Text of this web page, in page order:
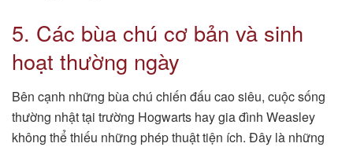
5. Các bùa chú cơ bản và sinh
hoạt thường ngày
Bên cạnh những bùa chú chiến đấu cao siêu, cuộc sống
thường nhật tại trường Hogwarts hay gia đình Weasley
không thể thiếu những phép thuật tiện ích. Đây là những